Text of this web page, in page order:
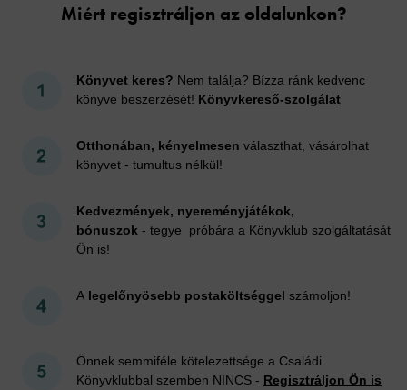
Miért regisztráljon az oldalunkon?
Könyvet keres? Nem találja? Bízza ránk kedvenc
könyve beszerzését! Könyvkereső-szolgálat
Otthonában, kényelmesen választhat, vásárolhat
könyvet - tumultus nélkül!
Kedvezmények, nyereményjátékok,
bónuszok - tegye próbára a Könyvklub szolgáltatását
Ön is!
A legelőnyösebb postaköltséggel számoljon!
Önnek semmiféle kötelezettsége a Családi
Könyvklubbal szemben NINCS - Regisztráljon Ön is